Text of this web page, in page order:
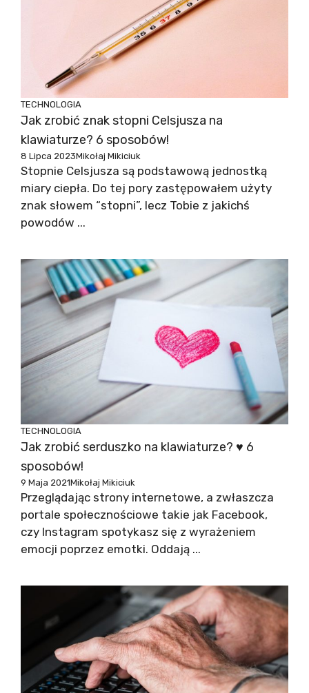
TECHNOLOGIA
Jak zrobić znak stopni Celsjusza na
klawiaturze? 6 sposobów!
8 Lipca 2023Mikołaj Mikiciuk
Stopnie Celsjusza są podstawową jednostką
miary ciepła. Do tej pory zastępowałem użyty
znak słowem “stopni”, lecz Tobie z jakichś
powodów ...
TECHNOLOGIA
Jak zrobić serduszko na klawiaturze? ♥ 6
sposobów!
9 Maja 2021Mikołaj Mikiciuk
Przeglądając strony internetowe, a zwłaszcza
portale społecznościowe takie jak Facebook,
czy Instagram spotykasz się z wyrażeniem
emocji poprzez emotki. Oddają ...